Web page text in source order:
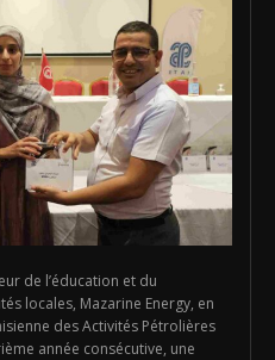
de l’éducation et du
locales, Mazarine Energy, en
des Activités Pétrolières
année consécutive, une